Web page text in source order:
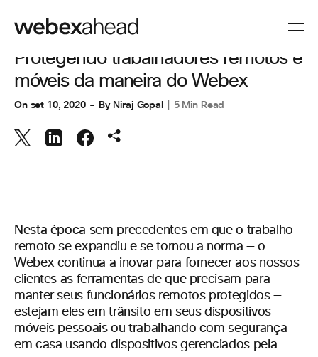
COLABORAÇÃO
Protegendo trabalhadores remotos e
móveis da maneira do Webex
On set 10, 2020 By Niraj Gopal 5 Min Read
Nesta época sem precedentes em que o trabalho
remoto se expandiu e se tornou a norma — o
Webex continua a inovar para fornecer aos nossos
clientes as ferramentas de que precisam para
manter seus funcionários remotos protegidos —
estejam eles em trânsito em seus dispositivos
móveis pessoais ou trabalhando com segurança
em casa usando dispositivos gerenciados pela